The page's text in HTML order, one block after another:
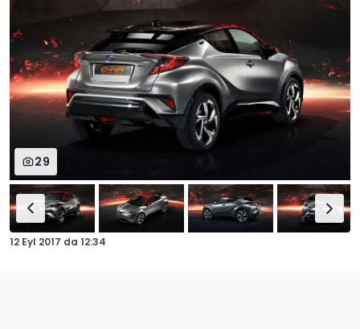
29
12 Eyl 2017 da 12:34